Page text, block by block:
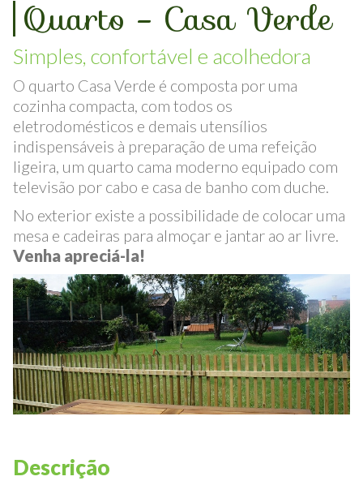
Quarto - Casa Verde
Simples, confortável e acolhedora
O quarto Casa Verde é composta por uma
cozinha compacta, com todos os
eletrodomésticos e demais utensílios
indispensáveis à preparação de uma refeição
ligeira, um quarto cama moderno equipado com
televisão por cabo e casa de banho com duche.
No exterior existe a possibilidade de colocar uma
mesa e cadeiras para almoçar e jantar ao ar livre.
Venha apreciá-la!